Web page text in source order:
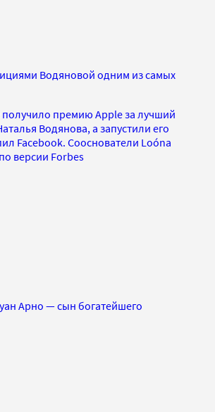
Водяновой одним из самых
премию Apple за лучший
Водянова, а запустили его
Facebook. Сооснователи Loóna
версии Forbes
Арно — сын богатейшего